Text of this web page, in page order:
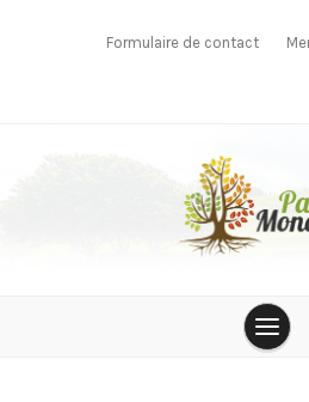
Formulaire de contact